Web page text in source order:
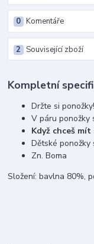
Komentáře
0
Související zboží
2
Kompletní
Držte si ponožky!
V páru ponožky
Když chceš
Dětské ponožky
Zn. Boma
Složení: bavlna 80%,